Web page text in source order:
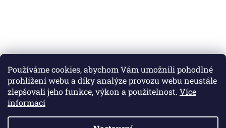
Používáme cookies, abychom Vám umožnili pohodlné
prohlížení webu a díky analýze provozu webu neustále
zlepšovali jeho funkce, výkon a použitelnost. Více
informací